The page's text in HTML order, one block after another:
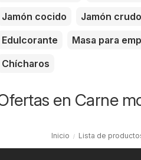
Jamón cocido
Jamón crudo
Edulcorante
Masa para
Chícharos
en Carne
Inicio Lista de